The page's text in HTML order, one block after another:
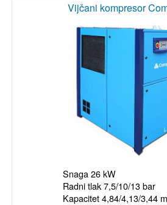
Vijčani kompresor
Snaga 26 kW
Radni tlak 7,5/10/13 bar
Kapacitet 4,84/4,13/3,44